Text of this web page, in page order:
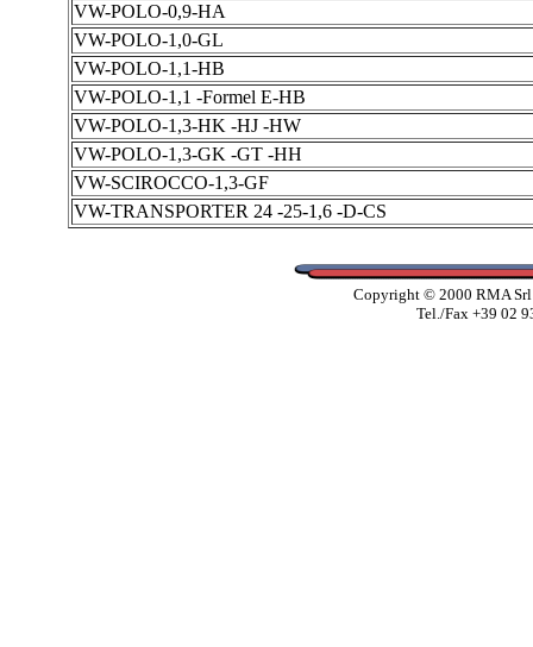
VW-POLO-0,9-HA
VW-POLO-1,0-GL
VW-POLO-1,1-HB
VW-POLO-1,1 -Formel E-HB
VW-POLO-1,3-HK -HJ -HW
VW-POLO-1,3-GK -GT -HH
VW-SCIROCCO-1,3-GF
VW-TRANSPORTER 24 -25-1,6 -D-CS
Copyright © 2000 RMA Srl
Tel./Fax +39 02